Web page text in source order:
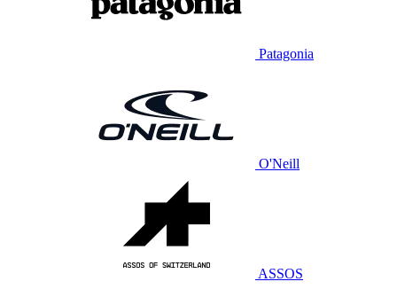
Patagonia
O'Neill
ASSOS